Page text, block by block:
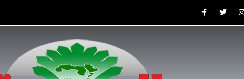
F
a
e
T
w
t
I
t